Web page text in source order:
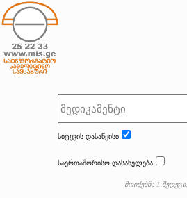
სიტყვის დასაწყისი
საერთაშორისო დასახელება
მოიძებნა 1 შედეგი.